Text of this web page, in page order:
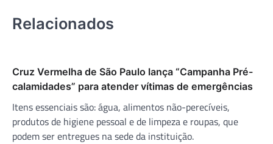
Relacionados
Cruz Vermelha de São Paulo lança “Campanha Pré-
calamidades” para atender vítimas de emergências
Itens essenciais são: água, alimentos não-perecíveis,
produtos de higiene pessoal e de limpeza e roupas, que
podem ser entregues na sede da instituição.